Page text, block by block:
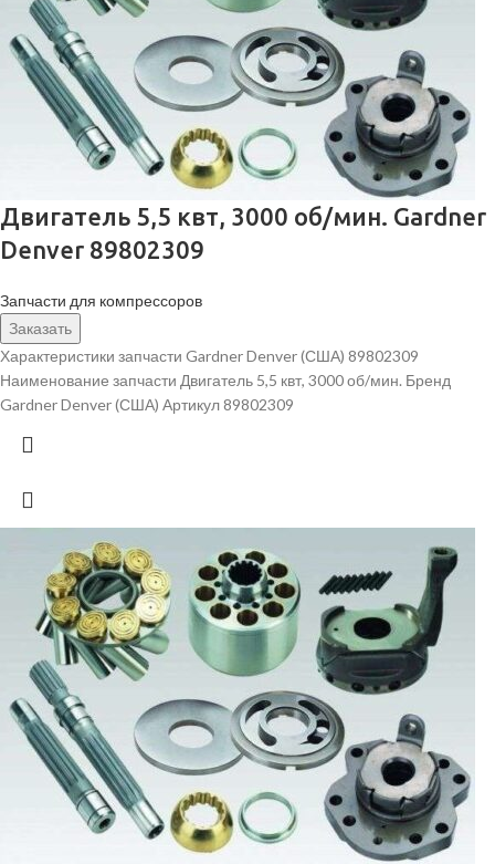
Двигатель 5,5 квт, 3000 об/мин. Gardner
Denver 89802309
Запчасти для компрессоров
Заказать
Характеристики запчасти Gardner Denver (США) 89802309
Наименование запчасти Двигатель 5,5 квт, 3000 об/мин. Бренд
Gardner Denver (США) Артикул 89802309